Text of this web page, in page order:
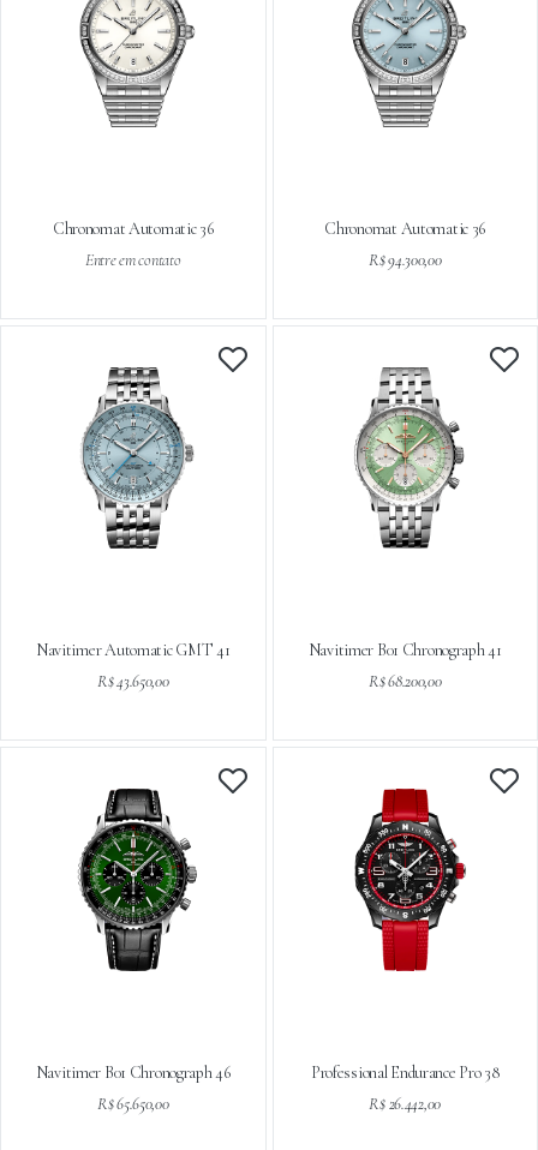
Chronomat Automatic 36
Entre em contato
Chronomat Automatic 36
R$ 94.300,00
Navitimer Automatic GMT 41
R$ 43.650,00
Navitimer B01 Chronograph 41
R$ 68.200,00
Navitimer B01 Chronograph 46
R$ 65.650,00
Professional Endurance Pro 38
R$ 26.442,00